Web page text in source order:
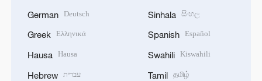
German Deutsch
Greek Ελληνικά
Hausa Hausa
Hebrew עברית
Sinhala සිංහල
Spanish Español
Swahili Kiswahili
Tamil தமிழ்